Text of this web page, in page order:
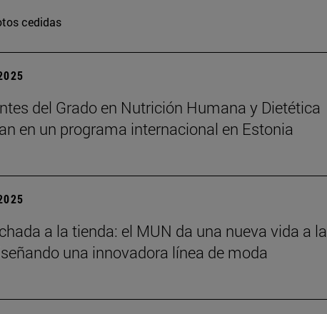
cedidas
del Grado en Nutrición Humana y Dietética
en un programa internacional en Estonia
a la tienda: el MUN da una nueva vida a
una innovadora línea de moda